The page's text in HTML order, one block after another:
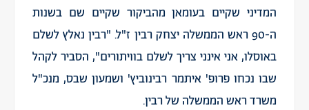
המדיני שקיים בעומאן מהביקור שקיים שם בשנות
ה-90 ראש הממשלה יצחק רבין ז"ל. "רבין נאלץ לשלם
באוסלו, אני אינני צריך לשלם בוויתורים", הסביר לקהל
שבו נכחו פרופ' איתמר רבינוביץ' ושמעון שבס, מנכ"ל
משרד ראש הממשלה של רבין.